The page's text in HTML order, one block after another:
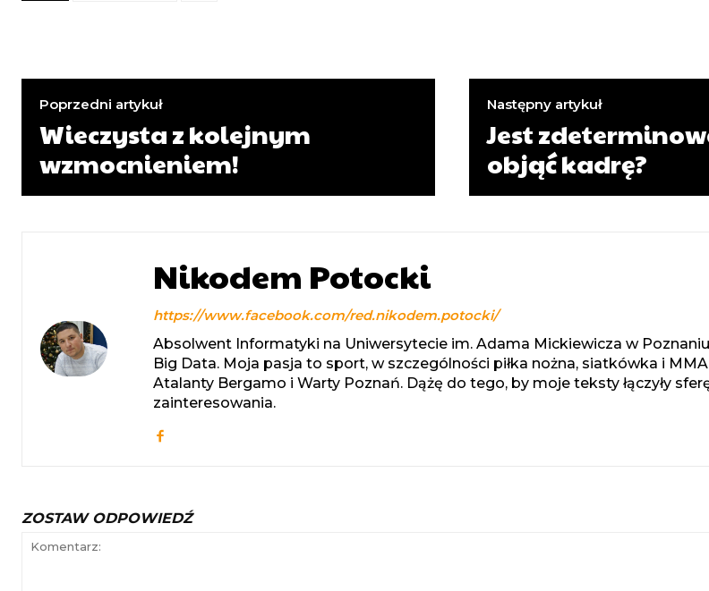
Poprzedni artykuł
Wieczysta z kolejnym
wzmocnieniem!
Następny artykuł
Jest
objąć kadrę?
Nikodem Potocki
https://www.facebook.com/red.nikodem.potocki/
Absolwent Informatyki na Uniwersytecie im. Adama Mickiewicza w
Big Data. Moja pasja to sport, w szczególności piłka nożna, siatkówka i
Atalanty Bergamo i Warty Poznań. Dążę do tego, by moje teksty łączyły
zainteresowania.
ZOSTAW ODPOWIEDŹ